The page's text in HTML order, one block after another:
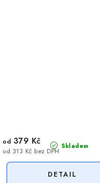
Skladem
od 313 Kč bez DPH
od 379 Kč